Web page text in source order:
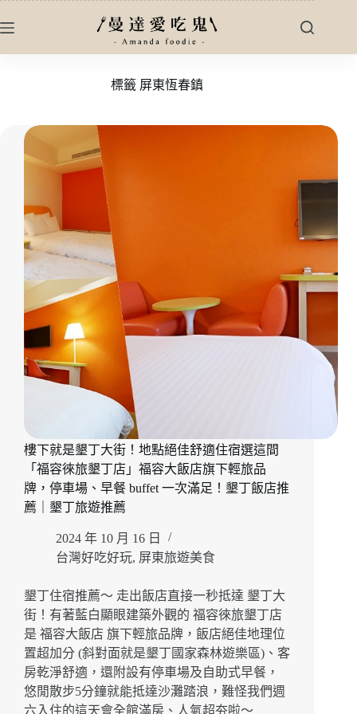
至
標籤 屏東恆春鎮
樓下就是墾丁大街！地點絕佳舒適住宿選這間
「福容徠旅墾丁店」福容大飯店旗下輕旅品
牌，停車場、早餐 buffet 一次滿足！墾丁飯店推
薦｜墾丁旅遊推薦
2024 年 10 月 16 日
台灣好吃好玩, 屏東旅遊美食
墾丁住宿推薦～ 走出飯店直接一秒抵達 墾丁大
街！有著藍白顯眼建築外觀的 福容徠旅墾丁店
是 福容大飯店 旗下輕旅品牌，飯店絕佳地理位
置超加分 (斜對面就是墾丁國家森林遊樂區)、客
房乾淨舒適，還附設有停車場及自助式早餐，
悠閒散步5分鐘就能抵達沙灘踏浪，難怪我們週
六入住的這天會全館滿房、人氣超夯啦～